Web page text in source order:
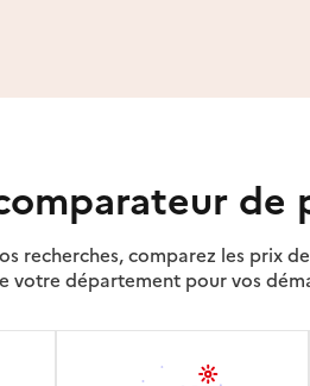
de
recherches, comparez les prix
votre département pour vos